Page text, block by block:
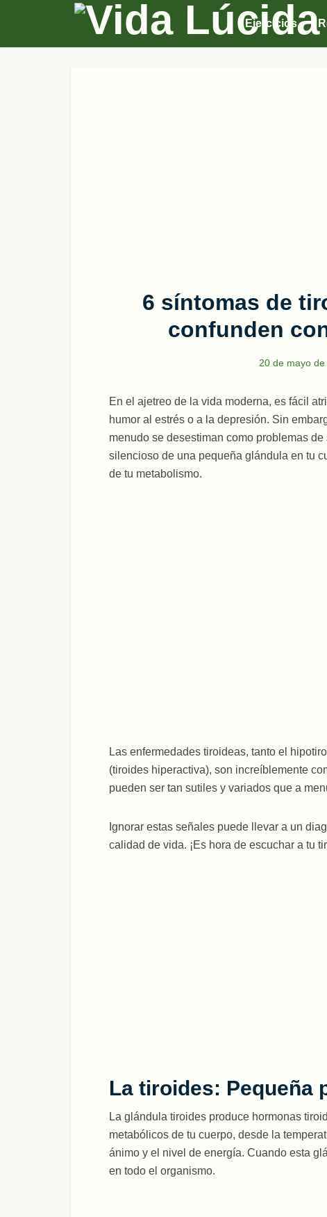
Ejercicios
6 síntomas de
confunden
20 de mayo de
En el ajetreo de la vida moderna, es fácil
humor al estrés o a la depresión. Sin
menudo se desestiman como problemas
silencioso de una pequeña glándula en tu
de tu metabolismo.
Las enfermedades tiroideas, tanto el
(tiroides hiperactiva), son increíblemente
pueden ser tan sutiles y variados que a
Ignorar estas señales puede llevar a un
calidad de vida. ¡Es hora de escuchar a tu
La tiroides: Pequeña
La glándula tiroides produce hormonas
metabólicos de tu cuerpo, desde la
ánimo y el nivel de energía. Cuando esta
en todo el organismo.